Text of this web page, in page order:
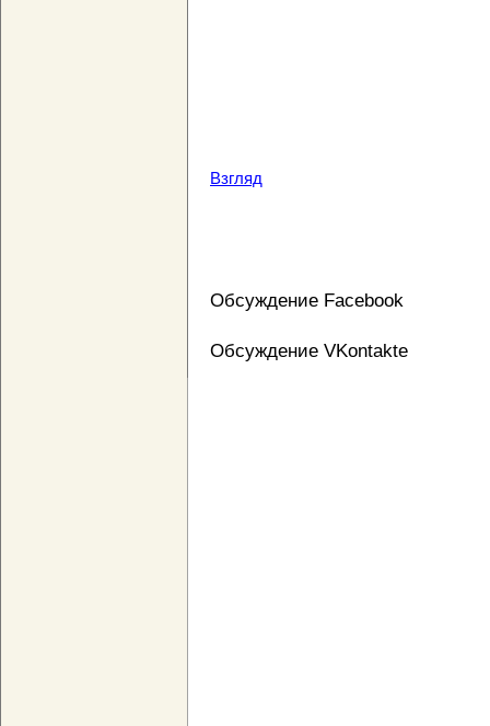
Взгляд
Обсуждение Facebook
Обсуждение VKontakte